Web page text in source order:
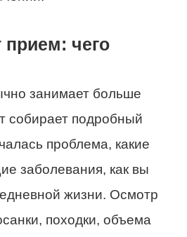
прием: чего
занимает больше
собирает подробный
проблема, какие
заболевания, как вы
жизни. Осмотр
походки, объема